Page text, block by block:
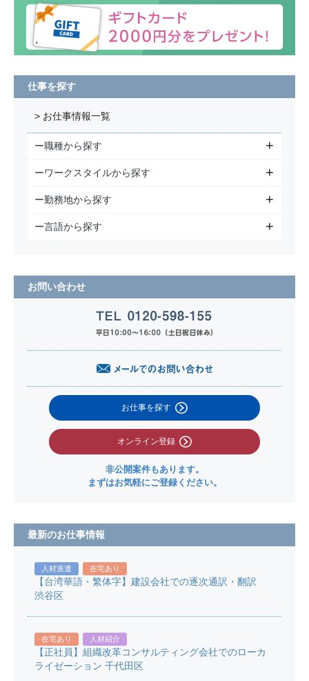
仕事を探す
> お仕事情報一覧
ー職種から探す
ーワークスタイルから探す
ー勤務地から探す
ー言語から探す
お問い合わせ
お仕事を探す
オンライン登録
非公開案件もあります。
まずはお気軽にご登録ください。
最新のお仕事情報
人材派遣 在宅あり
【台湾華語・繁体字】建設会社での逐次通訳・翻訳
渋谷区
在宅あり 人材紹介
【正社員】組織改革コンサルティング会社でのローカ
ライゼーション 千代田区